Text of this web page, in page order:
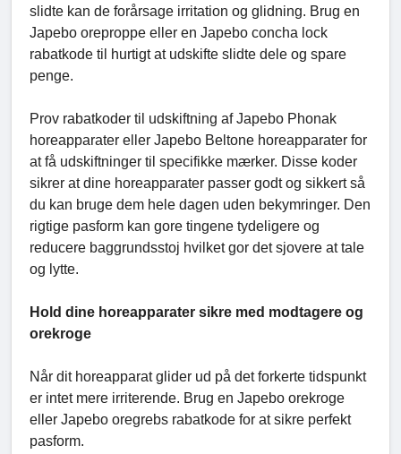
slidte kan de forårsage irritation og glidning. Brug en
Japebo oreproppe eller en Japebo concha lock
rabatkode til hurtigt at udskifte slidte dele og spare
penge.
Prov rabatkoder til udskiftning af Japebo Phonak
horeapparater eller Japebo Beltone horeapparater for
at få udskiftninger til specifikke mærker. Disse koder
sikrer at dine horeapparater passer godt og sikkert så
du kan bruge dem hele dagen uden bekymringer. Den
rigtige pasform kan gore tingene tydeligere og
reducere baggrundsstoj hvilket gor det sjovere at tale
og lytte.
Hold dine horeapparater sikre med modtagere og
orekroge
Når dit horeapparat glider ud på det forkerte tidspunkt
er intet mere irriterende. Brug en Japebo orekroge
eller Japebo oregrebs rabatkode for at sikre perfekt
pasform.